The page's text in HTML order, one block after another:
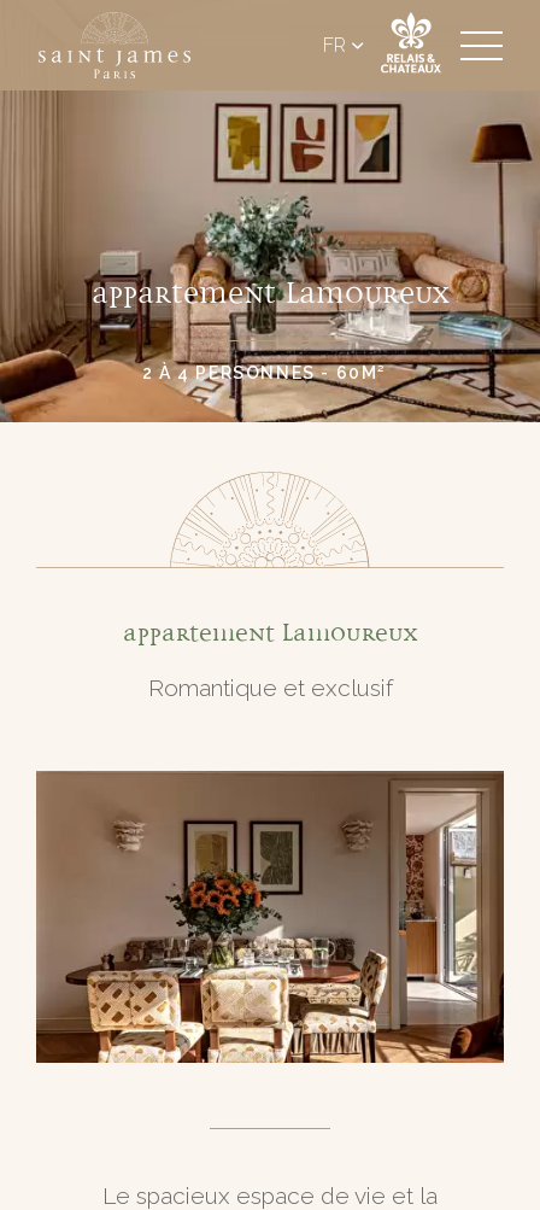
FR
APPARTEMENT LAMOUREUX
2 À 4 PERSONNES - 60M²
Appartement Lamoureux
Romantique et exclusif
Le spacieux espace de vie et la